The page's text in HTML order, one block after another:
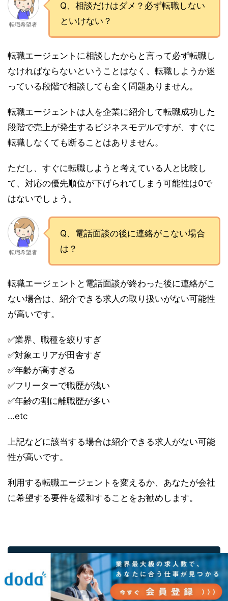
転職希望者
Q、相談だけはダメ？必ず転職しない
といけない？
転職エージェントに相談したからと言って必ず転職し
なければならないということはなく、転職しようか迷
っている段階で相談しても全く問題ありません。
転職エージェントは人を企業に紹介して転職成功した
段階で売上が発生するビジネスモデルですが、すぐに
転職しなくても断ることはありません。
ただし、すぐに転職しようと考えている人と比較し
て、対応の優先順位が下げられてしまう可能性は0で
はないでしょう。
転職希望者
Q、電話面談の後に連絡がこない場合
は？
転職エージェントと電話面談が終わった後に連絡がこ
ない場合は、紹介できる求人の取り扱いがない可能性
が高いです。
✅業界、職種を絞りすぎ
✅対象エリアが田舎すぎ
✅年齢が高すぎる
✅フリーターで職歴が浅い
✅年齢の割に離職歴が多い
…etc
上記などに該当する場合は紹介できる求人がない可能
性が高いです。
利用する転職エージェントを変えるか、あなたが会社
に希望する要件を緩和することをお勧めします。
電話面談サポートが充実しているおすすめ
転職エージェント